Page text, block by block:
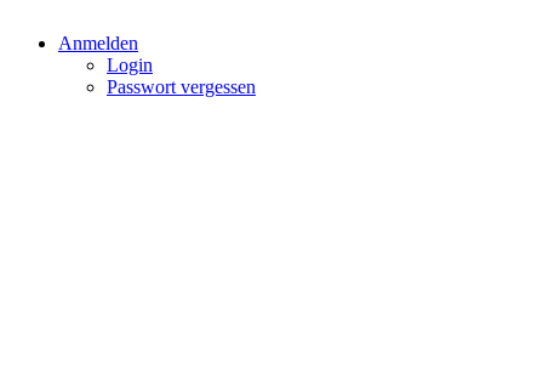
Anmelden
Login
Passwort vergessen